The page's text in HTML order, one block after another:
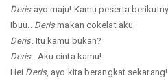
Derisayo maju! Kamu peserta
Ibuu.. Derismakan cokelat aku
Deris. Itu kamu bukan?
Deris.. Aku cinta kamu!
Hei Deris, ayo kita berangkat sekarang!